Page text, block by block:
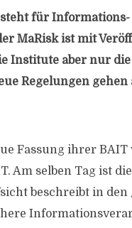
für
MaRisk ist mit
Institute aber nur die
Regelungen gehen
Fassung ihrer
Am selben Tag ist
beschreibt in den